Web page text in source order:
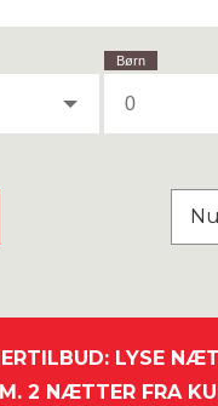
Børn
0
LYSE
2 NÆTTER FRA